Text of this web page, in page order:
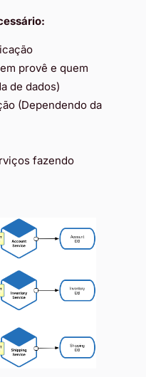
provê e quem
de dados)
(Dependendo da
fazendo